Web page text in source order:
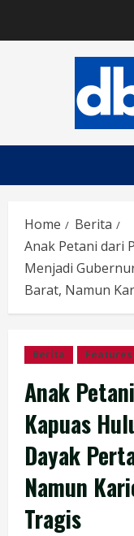
Home
Berita
Anak Petani dari
Menjadi
Barat, Namun
Berita Features
Anak
Kapuas
Dayak
Namun
Tragis